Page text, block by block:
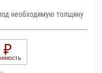
необходимую толщину
₽